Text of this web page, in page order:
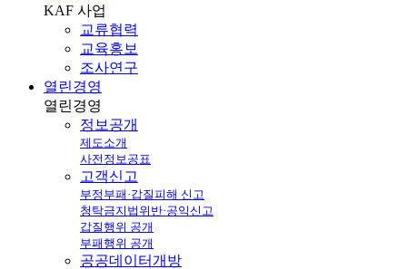
KAF 사업
교류협력
교육홍보
조사연구
열린경영
열린경영
정보공개
제도소개
사전정보공표
고객신고
부정부패·갑질피해 신고
청탁금지법위반·공익신고
갑질행위 공개
부패행위 공개
공공데이터개방